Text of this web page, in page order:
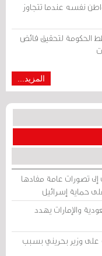
نفسه عندما تتجاوز
الحكومة لتحقيق فائض
المزيد...
إلى تصورات عامة مفادها
حماية إسرائيل
والإمارات يهدد
وزير بحريني بسبب